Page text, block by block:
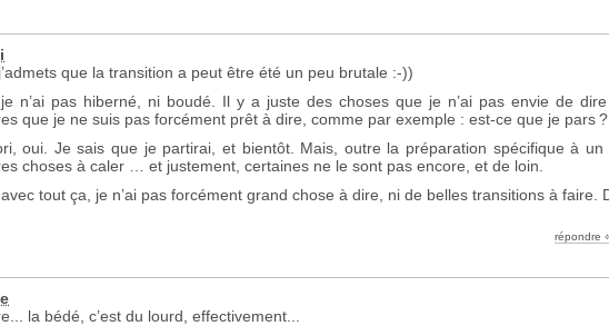
que la transition a peut être été un peu brutale :-))
n’ai pas hiberné, ni boudé. Il y a juste des choses que je n’ai pas envie de dire
que je ne suis pas forcément prêt à dire, comme par exemple : est-ce que je pars?
oui. Je sais que je partirai, et bientôt. Mais, outre la préparation spécifique à
choses à caler … et justement, certaines ne le sont pas encore, et de loin.
tout ça, je n’ai pas forcément grand chose à dire, ni de belles transitions à faire.
répondre
la bédé, c’est du lourd, effectivement...